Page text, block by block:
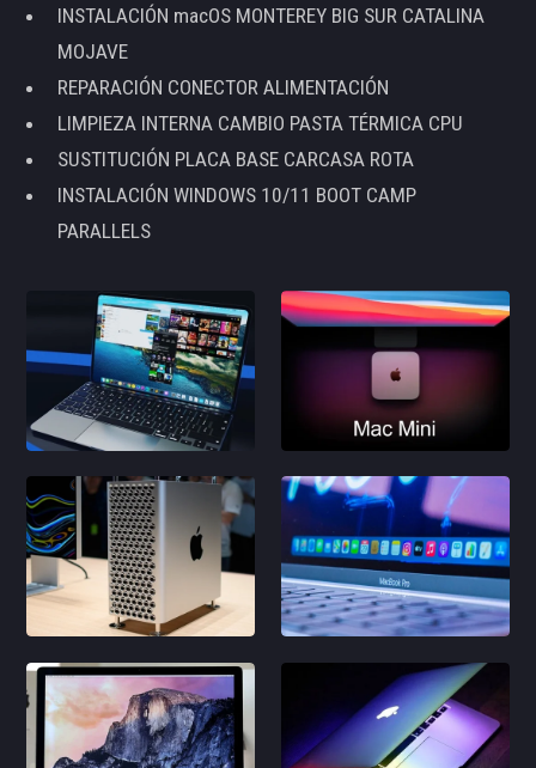
INSTALACIÓN macOS MONTEREY BIG SUR CATALINA
MOJAVE
REPARACIÓN CONECTOR ALIMENTACIÓN
LIMPIEZA INTERNA CAMBIO PASTA TÉRMICA CPU
SUSTITUCIÓN PLACA BASE CARCASA ROTA
INSTALACIÓN WINDOWS 10/11 BOOT CAMP
PARALLELS